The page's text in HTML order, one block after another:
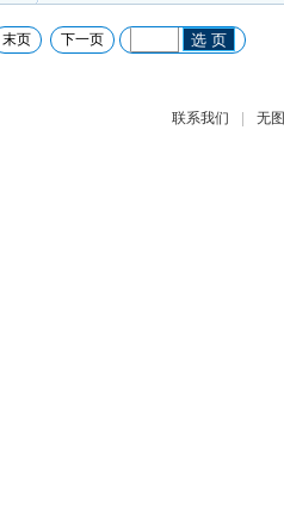
末页 下一页 选 页
联系我们 | 无